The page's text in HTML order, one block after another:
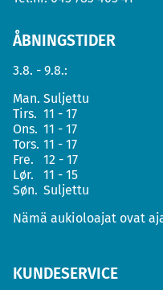
ÅBNINGSTIDER
3.8. - 9.8.:
Man. Suljettu
Tirs. 11 - 17
Ons. 11 - 17
Tors. 11 - 17
Fre.
12 - 17
Lør.
11 - 15
Søn. Suljettu
Nämä aukioloajat ovat
KUNDESERVICE